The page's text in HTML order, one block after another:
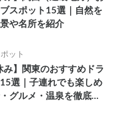
スポット15選｜自然を
や名所を紹介
ット
み】関東のおすすめドラ
選｜子連れでも楽しめ
グルメ・温泉を徹底解